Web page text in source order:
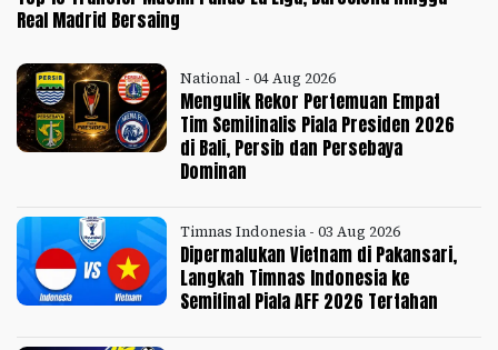
Real Madrid Bersaing
National - 04 Aug 2026
Mengulik Rekor Pertemuan Empat
Tim Semifinalis Piala Presiden 2026
di Bali, Persib dan Persebaya
Dominan
Timnas Indonesia - 03 Aug 2026
Dipermalukan Vietnam di Pakansari,
Langkah Timnas Indonesia ke
Semifinal Piala AFF 2026 Tertahan